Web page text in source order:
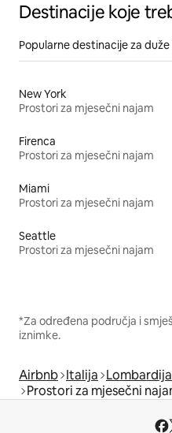
Destinacije koje
Popularne destinacije za
New York
Prostori za mjesečni najam
Firenca
Prostori za mjesečni najam
Miami
Prostori za mjesečni najam
Seattle
Prostori za mjesečni najam
*Za određena područja i
iznimke.
Airbnb Italija Lombardija
Prostori za mjesečni